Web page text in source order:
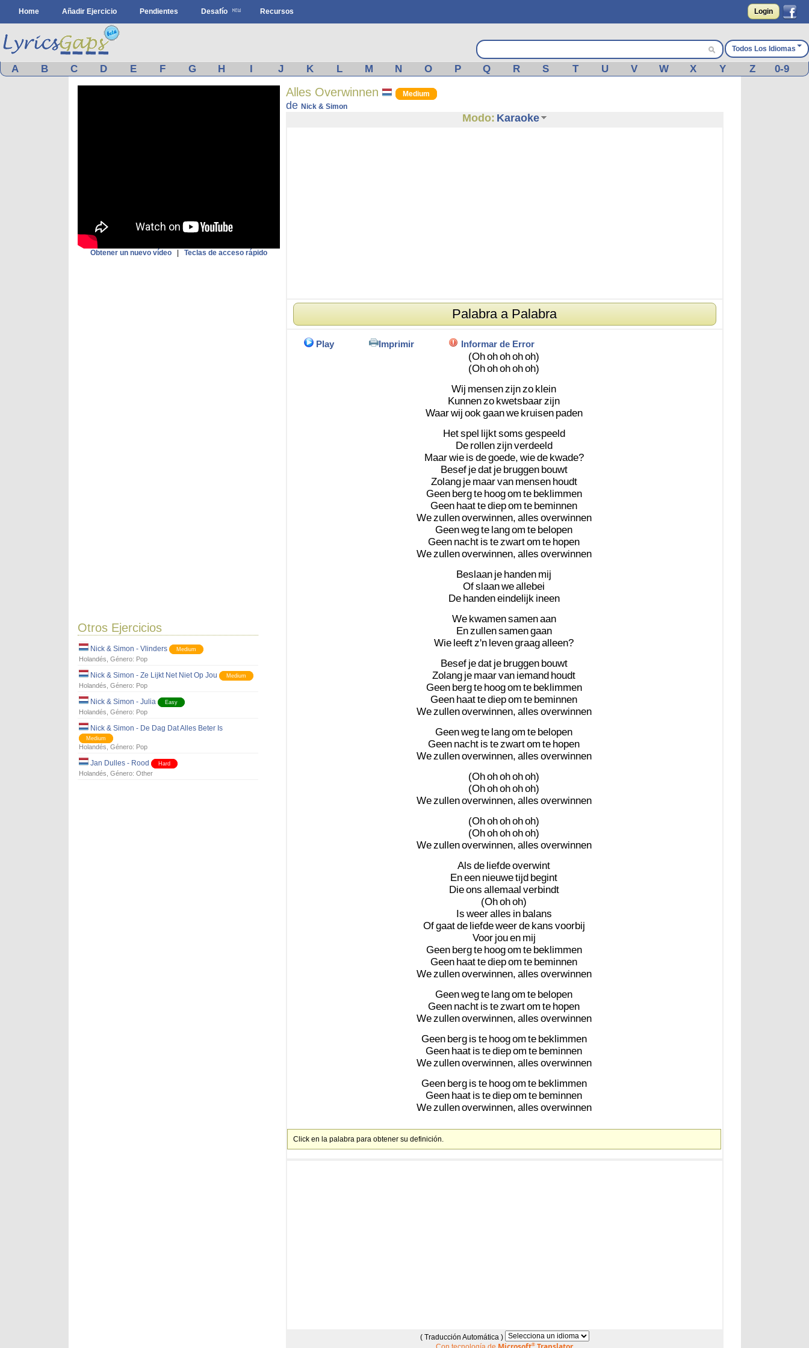
Home Añadir Ejercicio Pendientes Desafío Recursos Login
Todos Los Idiomas
A B C D E F G H I J K L M N O P Q R S T U V W X Y Z 0-9
Obtener un nuevo vídeo| Teclas de acceso rápido
Otros Ejercicios
Nick & Simon - Vlinders Medium
Holandés, Género: Pop
Nick & Simon - Ze Lijkt Net Niet Op Jou Medium
Holandés, Género: Pop
Nick & Simon - Julia Easy
Holandés, Género: Pop
Nick & Simon - De Dag Dat Alles Beter Is
Medium
Holandés, Género: Pop
Jan Dulles - Rood Hard
Holandés, Género: Other
Alles Overwinnen Medium
de Nick & Simon
Modo: Karaoke
Palabra a Palabra
Play Imprimir Informar de Error
(Ohohohohoh)
(Ohohohohoh)
Wij mensenzijnzo klein
Kunnenzo kwetsbaarzijn
Waarwij ookgaanwe kruisen paden
Hetspel lijktsoms gespeeld
De rollenzijnverdeeld
Maarwie is degoede, wiede kwade?
Besef jedat je bruggen bouwt
Zolang je maarvan mensen houdt
Geen bergte hoogom te beklimmen
Geen haattediepom te beminnen
Wezullenoverwinnen, alles overwinnen
Geenwegte langom te belopen
Geen nacht is tezwartom te hopen
Wezullenoverwinnen, alles overwinnen
Beslaan je handen mij
Ofslaanweallebei
De handeneindelijk ineen
We kwamensamenaan
Enzullensamengaan
Wie leeftz'n levengraagalleen?
Besef jedat je bruggen bouwt
Zolang je maarvan iemand houdt
Geen bergte hoogom te beklimmen
Geen haattediepom te beminnen
Wezullenoverwinnen, alles overwinnen
Geenwegte langom te belopen
Geen nacht is tezwartom te hopen
Wezullenoverwinnen, alles overwinnen
(Ohohohohoh)
(Ohohohohoh)
Wezullenoverwinnen, alles overwinnen
(Ohohohohoh)
(Ohohohohoh)
Wezullenoverwinnen, alles overwinnen
Als de liefdeoverwint
Eneen nieuwetijd begint
Dieons allemaal verbindt
(Ohohoh)
Is weeralles in balans
Ofgaatde liefdeweerde kans voorbij
Voor jouen mij
Geen bergte hoogom te beklimmen
Geen haattediepom te beminnen
Wezullenoverwinnen, alles overwinnen
Geenwegte langom te belopen
Geen nacht is tezwartom te hopen
Wezullenoverwinnen, alles overwinnen
Geen berg is te hoogom te beklimmen
Geen haat is tediepom te beminnen
Wezullenoverwinnen, alles overwinnen
Geen berg is te hoogom te beklimmen
Geen haat is tediepom te beminnen
Wezullenoverwinnen, alles overwinnen
Click en la palabra para obtener su definición.
( Traducción Automática )
®